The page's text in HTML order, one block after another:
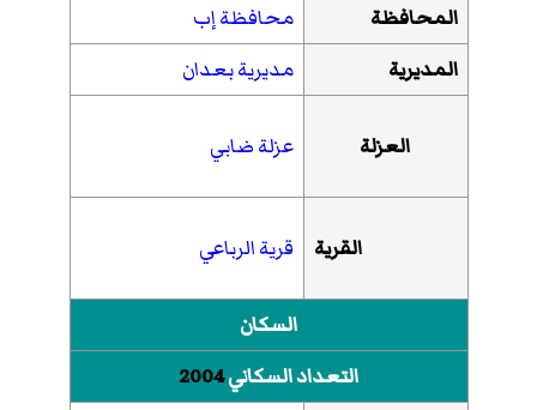
المحافظة
محافظة إب
المديرية
مديرية بعدان
العزلة عزلة ضابي
القرية قرية الرباعي
السكان
التعداد السكاني2004